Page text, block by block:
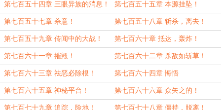
第七百五十四章 三眼异族的消息！ 第七百五十五章 本源挂坠！
第七百五十七章 杀意！ 第七百五十八章 斩杀，离去！
第七百五十九章 传闻中的大战！ 第七百六十章 抵达，轰炸！
第七百六十一章 摧毁！ 第七百六十二章 杀敌如斩草！
第七百六十三章 祛恶必除根！ 第七百六十四章 悔悟
第七百六十五章 神秘平台！ 第七百六十六章 众矢之的！
第七百七十九章 追踪，险地！ 第七百七十八章 僵持，脱离！